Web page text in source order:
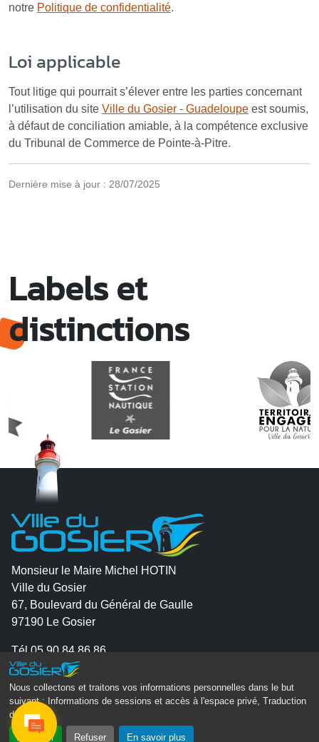
Nous collectons et traitons vos informations personnelles dans le but
suivant :
Informations de sessions et accès à l'espace privé, Traduction
des pages .
Accepter Refuser En savoir plus
notre Politique de confidentialité.
Loi applicable
Tout litige qui pourrait s’élever entre les parties concernant
l’utilisation du site Ville du Gosier - Guadeloupe est soumis,
à défaut de conciliation amiable, à la compétence exclusive
du Tribunal de Commerce de Pointe-à-Pitre.
Dernière mise à jour : 28/07/2025
Labels et
distinctions
Monsieur le Maire Michel HOTIN
Ville du Gosier
67, Boulevard du Général de Gaulle
97190 Le Gosier
Tél. 05 90 84 86 86
Envoyer un email
Contacter la P.R.A.D.A
Contactez le délégué à la protection des données
personnelles - D.P.O